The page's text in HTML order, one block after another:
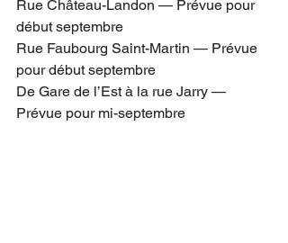
Rue Château-Landon — Prévue pour
début septembre
Rue Faubourg Saint-Martin — Prévue
pour début septembre
De Gare de l’Est à la rue Jarry —
Prévue pour mi-septembre